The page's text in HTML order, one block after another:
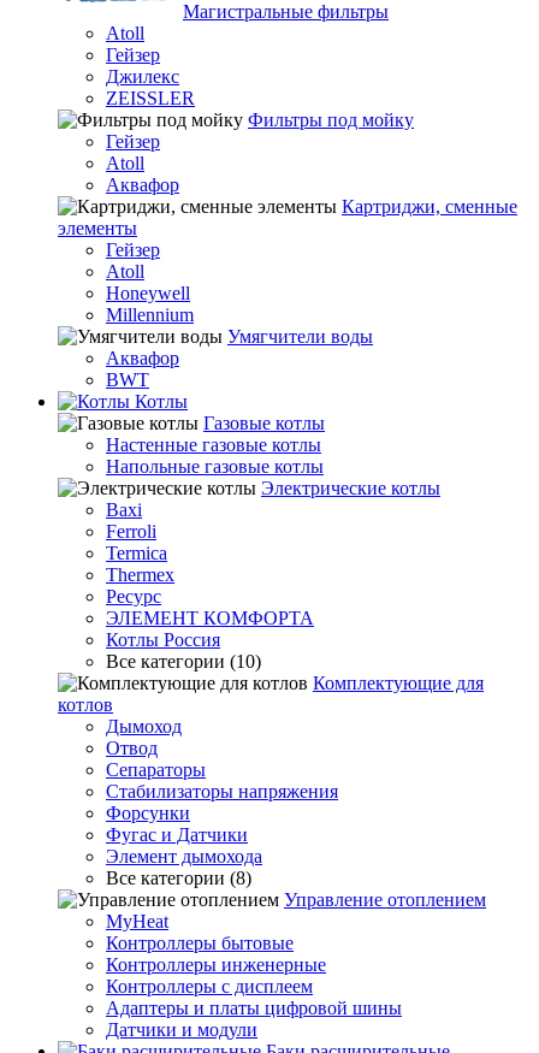
Магистральные фильтры
Atoll
Гейзер
Джилекс
ZEISSLER
Фильтры под мойку
Гейзер
Atoll
Аквафор
Картриджи, сменные
элементы
Гейзер
Atoll
Honeywell
Millennium
Умягчители воды
Аквафор
BWT
Котлы
Гaзовые котлы
Настенные газовые котлы
Напольные газовые котлы
Электрические котлы
Baxi
Ferroli
Termica
Thermex
Ресурс
ЭЛЕМЕНТ КОМФОРТА
Котлы Россия
Все категории (10)
Комплектующие для
котлов
Дымоход
Отвод
Сепараторы
Стабилизаторы напряжения
Форсунки
Фугас и Датчики
Элемент дымохода
Все категории (8)
Управление отоплением
MyHeat
Контроллеры бытовые
Контроллеры инженерные
Контроллеры с дисплеем
Адаптеры и платы цифровой шины
Датчики и модули